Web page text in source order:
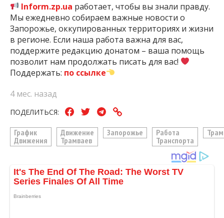
Inform.zp.ua работает, чтобы вы знали правду.
Мы ежедневно собираем важные новости о
Запорожье, оккупированных территориях и жизни
в регионе. Если наша работа важна для вас,
поддержите редакцию донатом – ваша помощь
позволит нам продолжать писать для вас!
Поддержать: по ссылке
4 мес. назад
ПОДЕЛИТЬСЯ:
График
Движения
Движение
Трамваев
Запорожье
Работа
Транспорта